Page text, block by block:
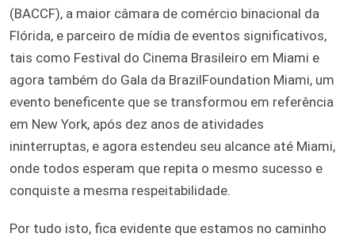
(BACCF), a maior câmara de comércio binacional da
Flórida, e parceiro de mídia de eventos significativos,
tais como Festival do Cinema Brasileiro em Miami e
agora também do Gala da BrazilFoundation Miami, um
evento beneficente que se transformou em referência
em New York, após dez anos de atividades
ininterruptas, e agora estendeu seu alcance até Miami,
onde todos esperam que repita o mesmo sucesso e
conquiste a mesma respeitabilidade.
Por tudo isto, fica evidente que estamos no caminho